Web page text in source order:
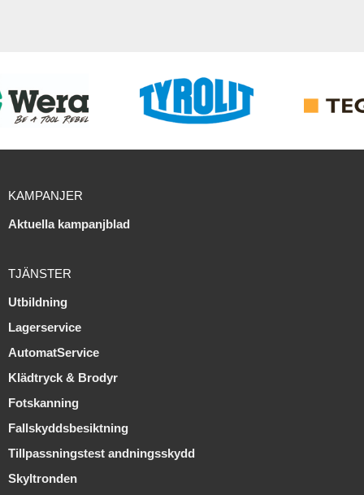
KAMPANJER
Aktuella kampanjblad
TJÄNSTER
Utbildning
Lagerservice
AutomatService
Klädtryck & Brodyr
Fotskanning
Fallskyddsbesiktning
Tillpassningstest andningsskydd
Skyltronden